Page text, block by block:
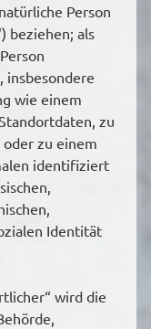
Person
beziehen; als
insbesondere
wie einem
zu
zu einem
identifiziert
Identität
wird die